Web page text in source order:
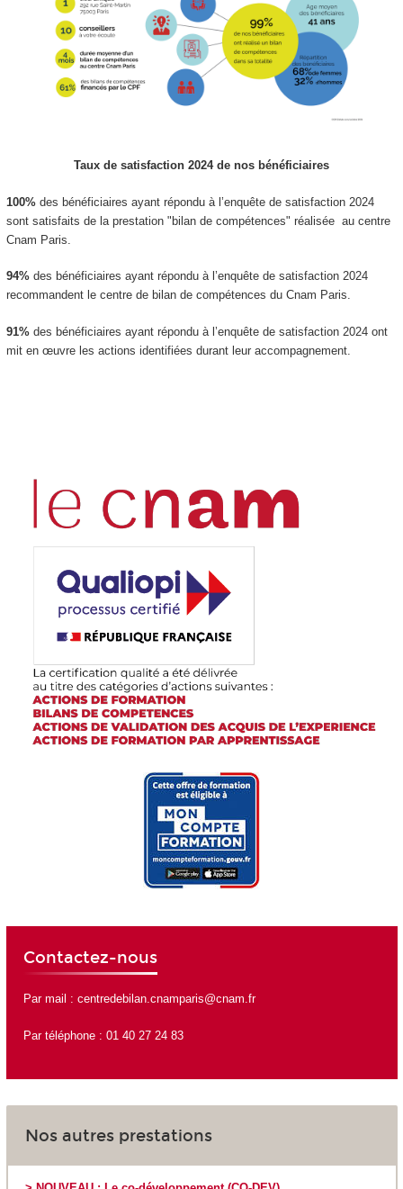
Taux de satisfaction 2024 de nos bénéficiaires
100% des bénéficiaires ayant répondu à l’enquête de satisfaction 2024
sont satisfaits de la prestation "bilan de compétences" réalisée au centre
Cnam Paris.
94% des bénéficiaires ayant répondu à l’enquête de satisfaction 2024
recommandent le centre de bilan de compétences du Cnam Paris.
91% des bénéficiaires ayant répondu à l’enquête de satisfaction 2024 ont
mit en œuvre les actions identifiées durant leur accompagnement.
Contactez-nous
Par mail : centredebilan.cnamparis@cnam.fr
Par téléphone : 01 40 27 24 83
Nos autres prestations